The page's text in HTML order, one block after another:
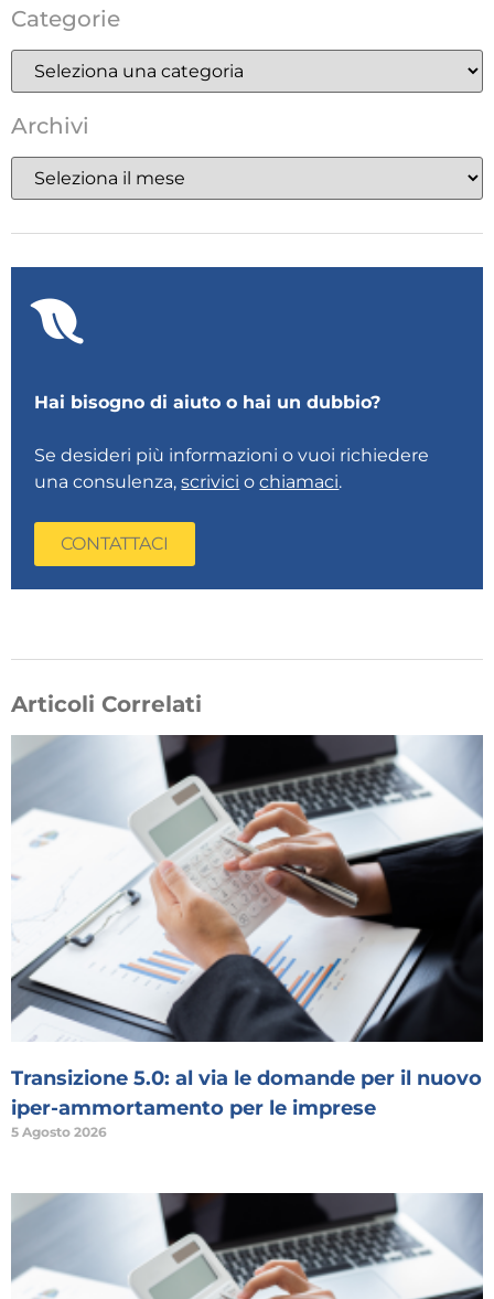
Categorie
Archivi
Hai bisogno di aiuto o hai un dubbio?
Se desideri più informazioni o vuoi richiedere
una consulenza,scrivici ochiamaci.
CONTATTACI
Articoli Correlati
Transizione 5.0: al via le domande per il nuovo
iper-ammortamento per le imprese
5 Agosto 2026